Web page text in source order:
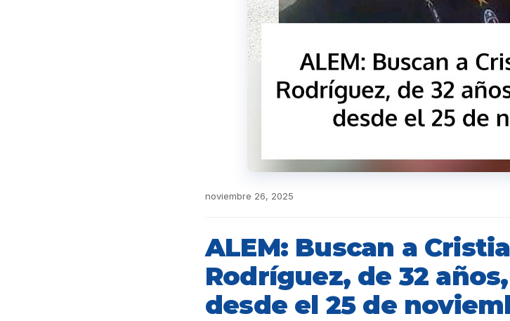
noviembre 26, 2025
ALEM: Buscan a
Rodríguez, de 32
desde el 25 de